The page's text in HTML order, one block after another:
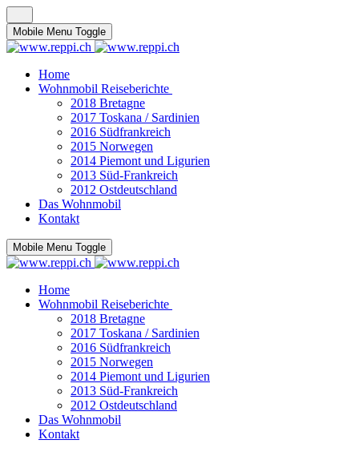
Mobile Menu Toggle
Home
Wohnmobil Reiseberichte
2018 Bretagne
2017 Toskana / Sardinien
2016 Südfrankreich
2015 Norwegen
2014 Piemont und Ligurien
2013 Süd-Frankreich
2012 Ostdeutschland
Das Wohnmobil
Kontakt
Mobile Menu Toggle
Home
Wohnmobil Reiseberichte
2018 Bretagne
2017 Toskana / Sardinien
2016 Südfrankreich
2015 Norwegen
2014 Piemont und Ligurien
2013 Süd-Frankreich
2012 Ostdeutschland
Das Wohnmobil
Kontakt